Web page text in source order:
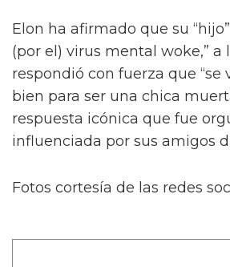
Elon ha afirmado que su
(por el) virus mental woke,” a
respondió con fuerza que “se
bien para ser una chica
respuesta icónica que fue
influenciada por sus amigos
Fotos cortesía de las redes